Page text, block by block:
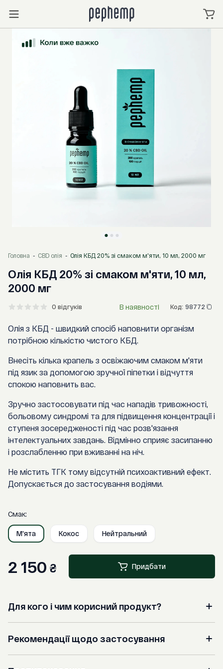
Головна CBD олія Олія КБД 20% зі смаком м'яти, 10 мл, 2000 мг
Олія КБД 20% зі смаком м'яти, 10 мл,
2000 мг
0 відгуків В наявності Код: 98772
Олія з КБД - швидкий спосіб наповнити організм
потрібною кількістю чистого КБД.
Внесіть кілька крапель з освіжаючим смаком м'яти
під язик за допомогою зручної піпетки і відчуття
спокою наповнить вас.
Зручно застосовувати під час нападів тривожності,
больовому синдромі та для підвищення концентрації і
ступеня зосередженості під час розв'язання
інтелектуальних завдань. Відмінно сприяє засипанню
і розслабленню при вживанні на ніч.
Не містить ТГК тому відсутній психоактивний ефект.
Допускається до застосування водіями.
Смак:
М'ята Кокос Нейтральний
2 150 ₴ Придбати
Для кого і чим корисний продукт?
стресу, періодичного болю, спричиненого
хронічними захворюваннями або
Рекомендації щодо застосування